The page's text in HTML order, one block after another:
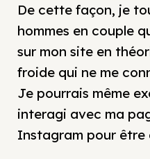
De cette façon, je
hommes en couple
sur mon site en
froide qui ne me
Je pourrais même
interagi avec ma
Instagram pour être